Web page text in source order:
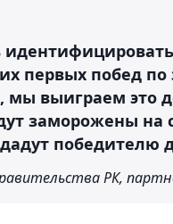
первых побед по
мы выиграем это
заморожены на
победителю
РК,